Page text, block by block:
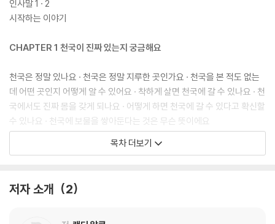
인사말 1 · 2
시작하는 이야기
CHAPTER 1 천국이 진짜 있는지 궁금해요
천국은 정말 있나요 · 천국은 정말 지루한 곳인가요 · 천국을 본 적도 없는
데 어떤 곳인지 어떻게 알 수 있어요 · 착하게 살면 천국에 갈 수 있나요 · 천
국에서도 진짜 몸을 갖게 되나요 · 어떻게 하면 천국에 갈 수 있다고 확신할
수 있나요 · 천국에 보물을 쌓아둔다는 것은 무슨 뜻이에요
CHAPTER 2 죽으면 어떻게 되는지 궁금해요
국은 저 하늘 위에 있나요 · 예수님이 오시기 전에 죽으면 어떻게 되는 거죠
목차 더보기
저자 소개 2